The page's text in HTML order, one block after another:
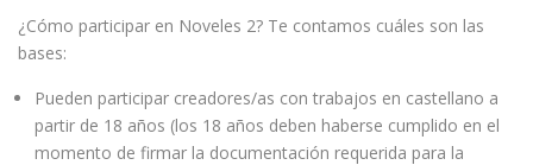
¿Cómo participar en Noveles 2? Te contamos cuáles son las
bases:
Pueden participar creadores/as con trabajos en castellano a
partir de 18 años (los 18 años deben haberse cumplido en el
momento de firmar la documentación requerida para la